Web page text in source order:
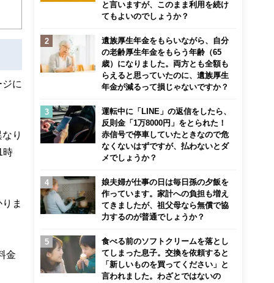
に
り
時
ま
金
と言いますが、このまま利用を続け
てもよいのでしょうか？
遺族厚生年金をもらいながら、自分
の老齢厚生年金をもらう年齢（65
歳）になりました。両方とも全額も
らえると思っていたのに、遺族厚生
年金が減るって損じゃないですか？
運転中に「LINE」の返信をしたら、
反則金「1万8000円」をとられた！
赤信号で停車していたときなので危
なくないはずですが、払わないとダ
メでしょうか？
娘夫婦が仕事の日は毎日孫の夕飯を
作っています。家計への負担も増え
てきましたが、祖父母なら無償で協
力するのが普通でしょうか？
食べる前のソフトクリームを落とし
てしまった息子。交換を依頼すると
「新しいものを買ってください」と
言われました。わざとではないの